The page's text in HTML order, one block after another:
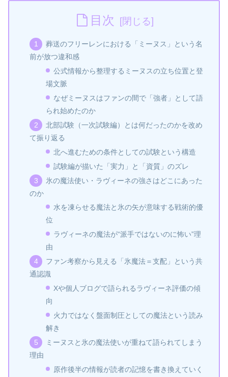
目次
葬送のフリーレンにおける「ミーヌス」という名
前が放つ違和感
公式情報から整理するミーヌスの立ち位置と登
場文脈
なぜミーヌスはファンの間で「強者」として語
られ始めたのか
北部試験（一次試験編）とは何だったのかを改め
て振り返る
北へ進むための条件としての試験という構造
試験編が描いた「実力」と「資質」のズレ
氷の魔法使い・ラヴィーネの強さはどこにあった
のか
水を凍らせる魔法と氷の矢が意味する戦術的優
位
ラヴィーネの魔法が“派手ではないのに怖い”理
由
ファン考察から見える「氷魔法＝支配」という共
通認識
Xや個人ブログで語られるラヴィーネ評価の傾
向
火力ではなく盤面制圧としての魔法という読み
解き
ミーヌスと氷の魔法使いが重ねて語られてしまう
理由
原作後半の情報が読者の記憶を書き換えていく